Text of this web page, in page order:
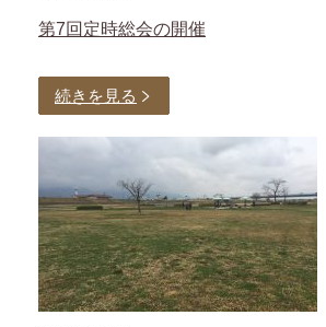
第7回定時総会の開催
続きを見る